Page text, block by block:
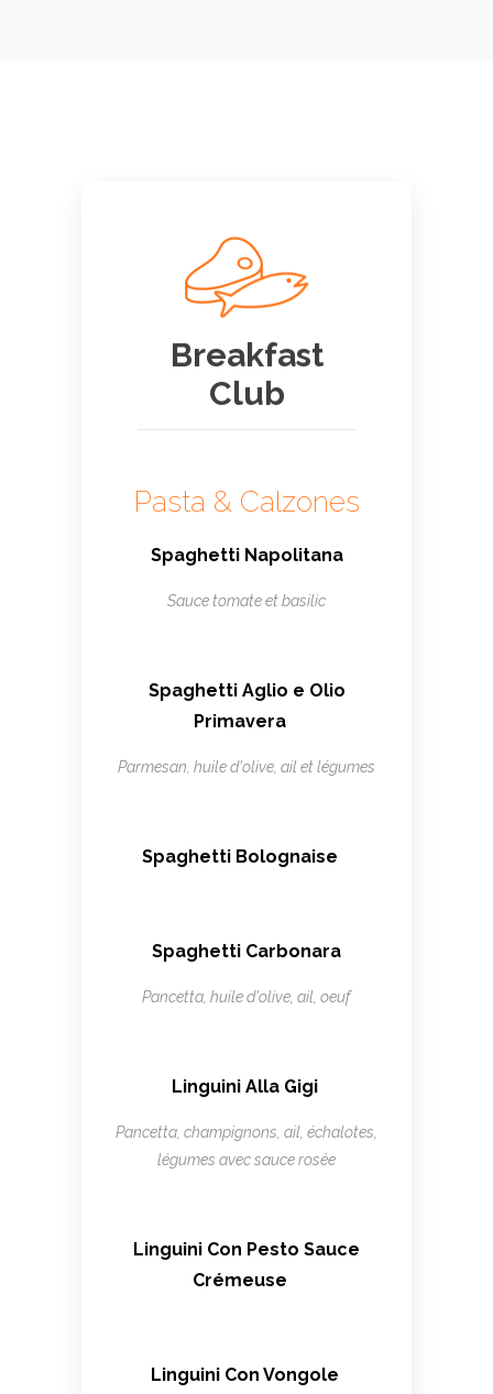
Breakfast
Club
Pasta & Calzones
Spaghetti Napolitana
Sauce tomate et basilic
Spaghetti Aglio e Olio
Primavera
Parmesan, huile d'olive, ail et légumes
Spaghetti Bolognaise
Spaghetti Carbonara
Pancetta, huile d'olive, ail, oeuf
Linguini Alla Gigi
Pancetta, champignons, ail, échalotes,
légumes avec sauce rosée
Linguini Con Pesto Sauce
Crémeuse
Linguini Con Vongole